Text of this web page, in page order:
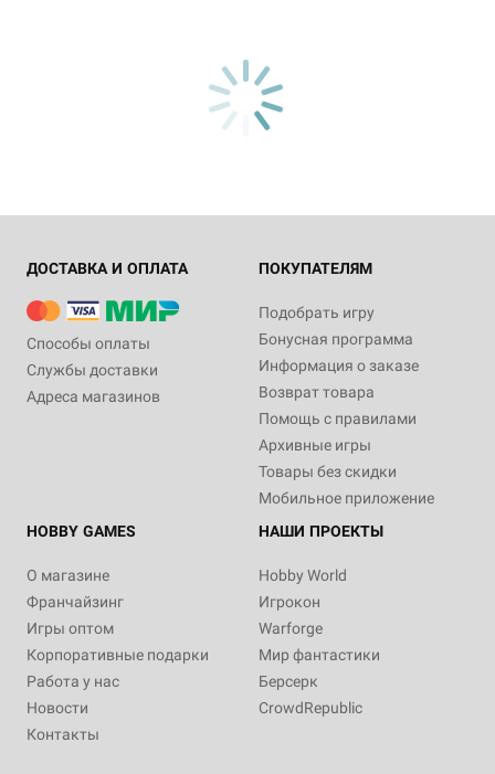
ДОСТАВКА И ОПЛАТА
Способы оплаты
Службы доставки
Адреса магазинов
ПОКУПАТЕЛЯМ
Подобрать игру
Бонусная программа
Информация о заказе
Возврат товара
Помощь с правилами
Архивные игры
Товары без скидки
Мобильное приложение
HOBBY GAMES
О магазине
Франчайзинг
Игры оптом
Корпоративные подарки
Работа у нас
Новости
Контакты
НАШИ ПРОЕКТЫ
Hobby World
Игрокон
Warforge
Мир фантастики
Берсерк
CrowdRepublic